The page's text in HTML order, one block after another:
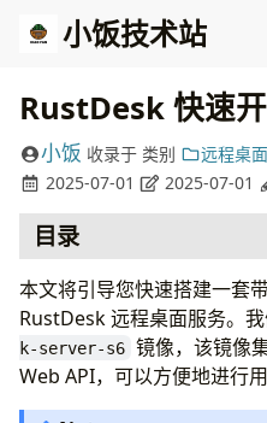
小饭技术站
RustDesk 快速
小饭 收录于 类别
远程桌面
2025-07-01
2025-07-01
目录
服务端部署
1. 创建并编辑
2. 启动服务
3. 获取公钥
本文将引导您快速搭建一套
RustDesk 远程桌面服务。
k-server-s6 镜像，该镜像
Web API，可以方便地进行用